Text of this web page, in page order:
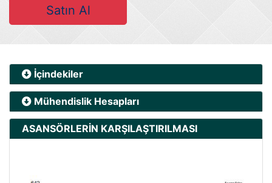
Satın Al
İçindekiler
Mühendislik Hesapları
ASANSÖRLERİN KARŞILAŞTIRILMASI